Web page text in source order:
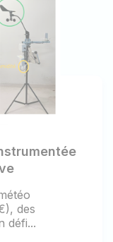
des
défi...